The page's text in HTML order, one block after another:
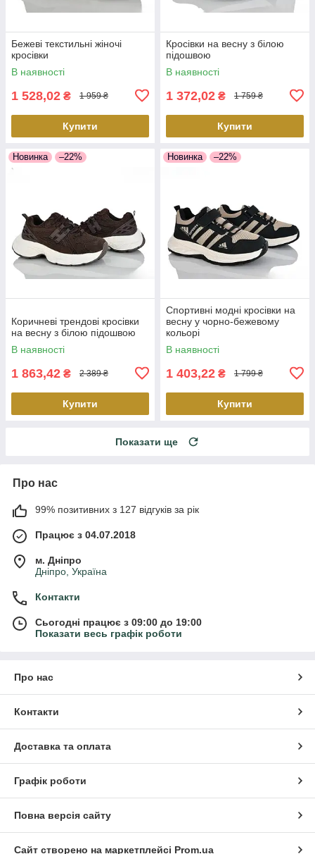
Бежеві текстильні жіночі
кросівки
В наявності
1 528,02 ₴ 1 959 ₴
Купити
Кросівки на весну з білою
підошвою
В наявності
1 372,02 ₴ 1 759 ₴
Купити
Новинка –22%
Коричневі трендові кросівки
на весну з білою підошвою
В наявності
1 863,42 ₴ 2 389 ₴
Купити
Новинка –22%
Спортивні модні кросівки на
весну у чорно-бежевому
кольорі
В наявності
1 403,22 ₴ 1 799 ₴
Купити
Показати ще
Про нас
99% позитивних з 127 відгуків за рік
Працює з 04.07.2018
м. Дніпро
Дніпро, Україна
Контакти
Сьогодні працює з 09:00 до 19:00
Показати весь графік роботи
Про нас
Контакти
Доставка та оплата
Графік роботи
Повна версія сайту
Сайт створено на маркетплейсі Prom.ua